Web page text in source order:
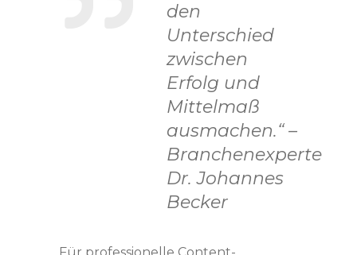
den
Unterschied
zwischen
Erfolg und
Mittelmaß
ausmachen.“ –
Branchenexperte
Dr. Johannes
Becker